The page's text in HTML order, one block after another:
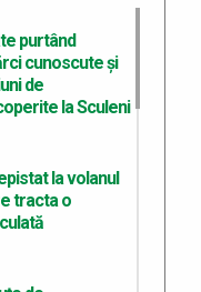
purtând
cunoscute şi
de
la Sculeni
la volanul
tracta o